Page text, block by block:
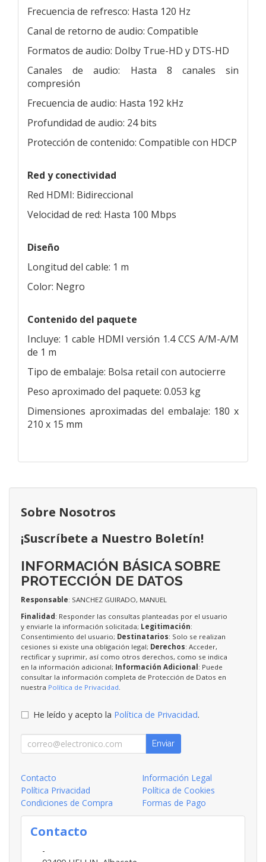
Frecuencia de refresco: Hasta 120 Hz
Canal de retorno de audio: Compatible
Formatos de audio: Dolby True-HD y DTS-HD
Canales de audio: Hasta 8 canales sin
compresión
Frecuencia de audio: Hasta 192 kHz
Profundidad de audio: 24 bits
Protección de contenido: Compatible con HDCP
Red y conectividad
Red HDMI: Bidireccional
Velocidad de red: Hasta 100 Mbps
Diseño
Longitud del cable: 1 m
Color: Negro
Contenido del paquete
Incluye: 1 cable HDMI versión 1.4 CCS A/M-A/M
de 1 m
Tipo de embalaje: Bolsa retail con autocierre
Peso aproximado del paquete: 0.053 kg
Dimensiones aproximadas del embalaje: 180 x
210 x 15 mm
Sobre Nosotros
¡Suscríbete a Nuestro Boletín!
INFORMACIÓN BÁSICA SOBRE
PROTECCIÓN DE DATOS
Responsable: SANCHEZ GUIRADO, MANUEL
Finalidad: Responder las consultas planteadas por el usuario
y enviarle la información solicitada; Legitimación:
Consentimiento del usuario; Destinatarios: Solo se realizan
cesiones si existe una obligación legal; Derechos: Acceder,
rectificar y suprimir, así como otros derechos, como se indica
en la información adicional; Información Adicional: Puede
consultar la información completa de Protección de Datos en
nuestra Política de Privacidad
He leído y acepto la Política de Privacidad.
Enviar
Contacto
Información Legal
Política Privacidad
Política de Cookies
Condiciones de Compra
Formas de Pago
Contacto
-